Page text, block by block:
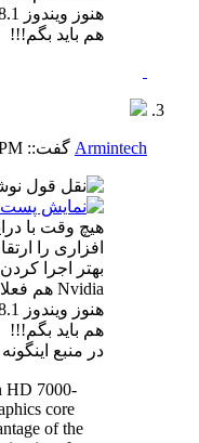
هم باید بگم!!!
Armintech گفت::
هیچ وقت با
هم باید بگم!!!
در منبع
HD 7000-
core
of the